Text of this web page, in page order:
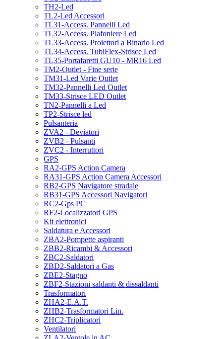
TH2-Led
TL2-Led Accessori
TL31-Access. Pannelli Led
TL32-Access. Plafoniere Led
TL33-Access. Proiettori a Binario Led
TL34-Access. TubiFlex-Strisce Led
TL35-Portafaretti GU10 - MR16 Led
TM2-Outlet - Fine serie
TM31-Led Varie Outlet
TM32-Pannelli Led Outlet
TM33-Strisce LED Outlet
TN2-Pannelli a Led
TP2-Strisce led
Pulsanteria
ZVA2 - Deviatori
ZVB2 - Pulsanti
ZVC2 - Interruttori
GPS
RA2-GPS Action Camera
RA31-GPS Action Camera Accessori
RB2-GPS Navigatore stradale
RB31-GPS Accessori Navigatori
RC2-Gps PC
RF2-Localizzatori GPS
Kit elettronici
Saldatura e Accessori
ZBA2-Pompette aspiranti
ZBB2-Ricambi & Accessori
ZBC2-Saldatori
ZBD2-Saldatori a Gas
ZBE2-Stagno
ZBF2-Stazioni saldanti & dissaldanti
Trasformatori
ZHA2-E.A.T.
ZHB2-Trasformatori Lin.
ZHC2-Triplicatori
Ventilatori